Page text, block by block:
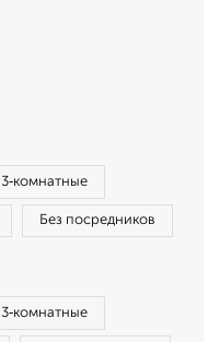
3‑комнатные
Без посредников
3‑комнатные